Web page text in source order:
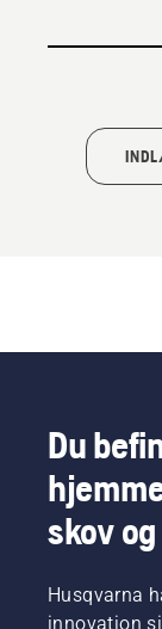
Du
skov
Husqvarna
innovation